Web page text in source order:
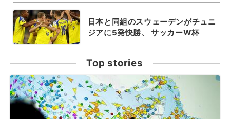
日本と同組のスウェーデンがチュニ
ジアに5発快勝、 サッカーW杯
Top stories